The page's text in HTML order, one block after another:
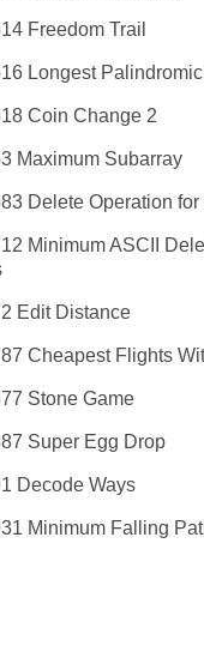
Freedom Trail
Longest
Coin Change 2
Maximum Subarray
Delete Operation
Minimum ASCII
Edit Distance
Cheapest Flights
Stone Game
Super Egg Drop
Decode Ways
Minimum Falling